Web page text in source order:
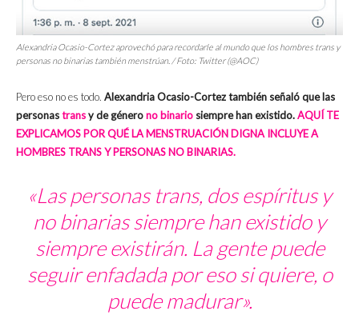
Alexandria Ocasio-Cortez aprovechó para recordarle al mundo que los hombres trans y
personas no binarias también menstrúan. / Foto: Twitter (@AOC)
Pero eso no es todo. Alexandria Ocasio-Cortez también señaló que las
personastransy de génerono binario siempre han existido.AQUÍ TE
EXPLICAMOS POR QUÉ LA MENSTRUACIÓN DIGNA INCLUYE A
HOMBRES TRANS Y PERSONAS NO BINARIAS.
«Las personas trans, dos espíritus y
no binarias siempre han existido y
siempre existirán. La gente puede
seguir enfadada por eso si quiere, o
puede madurar».